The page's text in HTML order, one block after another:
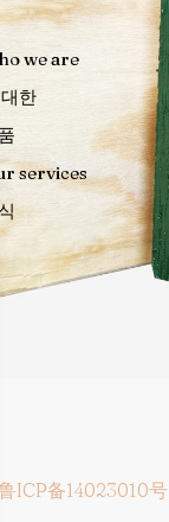
we are
한
services
ICP备14023010号